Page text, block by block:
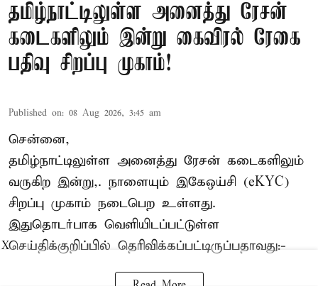
தமிழ்நாட்டிலுள்ள அனைத்து ரேசன்
கடைகளிலும் இன்று கைவிரல் ரேகை
பதிவு சிறப்பு முகாம்!
Published on: 08 Aug 2026, 3:45 am
சென்னை,
தமிழ்நாட்டிலுள்ள அனைத்து ரேசன் கடைகளிலும்
வருகிற இன்று,. நாளையும் இகேஒய்சி (eKYC)
சிறப்பு முகாம் நடைபெற உள்ளது.
இதுதொடர்பாக வெளியிடப்பட்டுள்ள
செய்திக்குறிப்பில் தெரிவிக்கப்பட்டிருப்பதாவது:-
X